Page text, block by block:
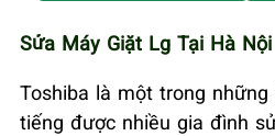
Sửa Máy Giặt Lg Tại Hà Nội
Toshiba là một trong
tiếng được nhiều gia đình